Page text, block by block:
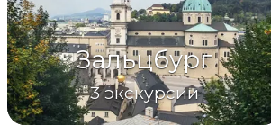
Зальцбург
3 экскурсии